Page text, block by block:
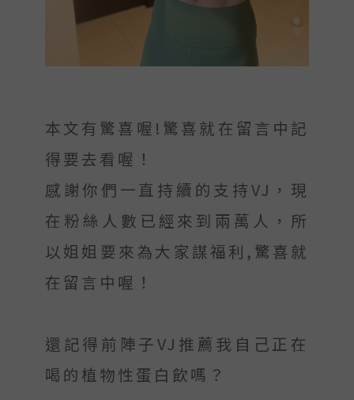
本文有驚喜喔!驚喜就在留言中記
得要去看喔！
感謝你們一直持續的支持VJ，現
在粉絲人數已經來到兩萬人，所
以姐姐要來為大家謀福利,驚喜就
在留言中喔！
還記得前陣子VJ推薦我自己正在
喝的植物性蛋白飲嗎？